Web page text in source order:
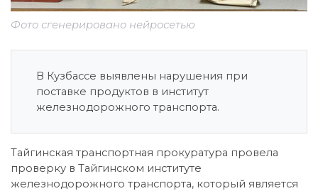
Фото сгенерировано нейросетью
В Кузбассе выявлены нарушения при
поставке продуктов в институт
железнодорожного транспорта.
Тайгинская транспортная прокуратура провела
проверку в Тайгинском институте
железнодорожного транспорта, который является